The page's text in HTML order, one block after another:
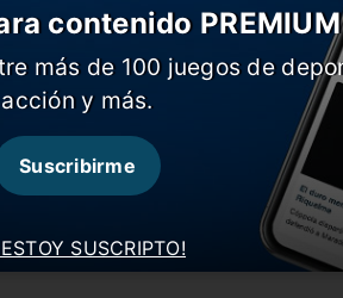
Zaniratto en Gimnasia
vive el Lobo puede llevar al
SUSCRIPTO!
contenido PREMIUM
más de 100 juegos de
acción y más.
Suscribirme